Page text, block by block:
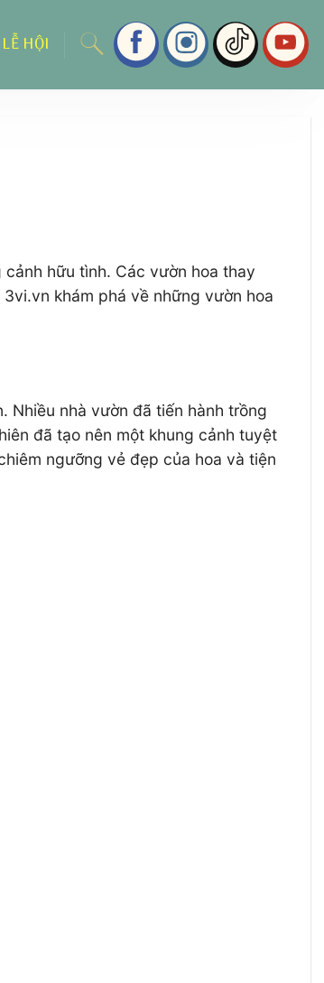
LỄ HỘI
hữu tình. Các vườn hoa thay
khám phá về những vườn hoa
Nhiều nhà vườn đã tiến hành trồng
đã tạo nên một khung cảnh tuyệt
ngưỡng vẻ đẹp của hoa và tiện